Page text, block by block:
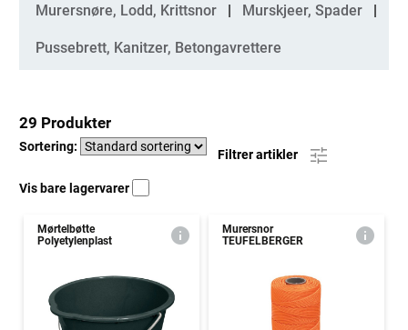
Murersnøre, Lodd, Krittsnor Murskjeer, Spader
Pussebrett, Kanitzer, Betongavrettere
29 Produkter
Sortering:
Filtrer artikler
Vis bare lagervarer
Mørtelbøtte
Polyetylenplast
Murersnor
TEUFELBERGER